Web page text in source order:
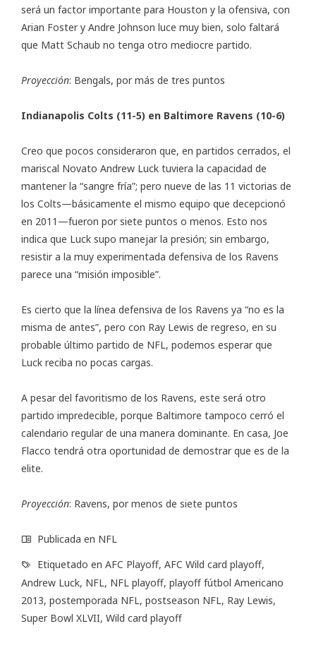
será un factor importante para Houston y la ofensiva, con
Arian Foster y Andre Johnson luce muy bien, solo faltará
que Matt Schaub no tenga otro mediocre partido.
Proyección: Bengals, por más de tres puntos
Indianapolis Colts (11-5) en Baltimore Ravens (10-6)
Creo que pocos consideraron que, en partidos cerrados, el
mariscal Novato Andrew Luck tuviera la capacidad de
mantener la “sangre fría”; pero nueve de las 11 victorias de
los Colts—básicamente el mismo equipo que decepcionó
en 2011—fueron por siete puntos o menos. Esto nos
indica que Luck supo manejar la presión; sin embargo,
resistir a la muy experimentada defensiva de los Ravens
parece una “misión imposible”.
Es cierto que la línea defensiva de los Ravens ya “no es la
misma de antes”, pero con Ray Lewis de regreso, en su
probable último partido de NFL, podemos esperar que
Luck reciba no pocas cargas.
A pesar del favoritismo de los Ravens, este será otro
partido impredecible, porque Baltimore tampoco cerró el
calendario regular de una manera dominante. En casa, Joe
Flacco tendrá otra oportunidad de demostrar que es de la
elite.
Proyección: Ravens, por menos de siete puntos
Publicada en NFL
Etiquetado en AFC Playoff, AFC Wild card playoff,
Andrew Luck, NFL, NFL playoff, playoff fútbol Americano
2013, postemporada NFL, postseason NFL, Ray Lewis,
Super Bowl XLVII, Wild card playoff